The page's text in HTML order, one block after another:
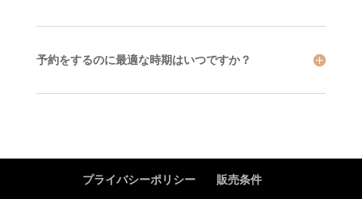
予約をするのに最適な時期はいつですか？
プライバシーポリシー 販売条件